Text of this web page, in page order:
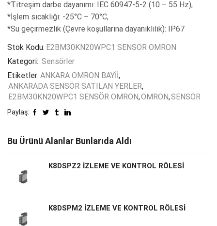
*Titreşim darbe dayanımı: IEC 60947-5-2 (10 – 55 Hz),
*İşlem sıcaklığı: -25°C – 70°C,
*Su geçirmezlik (Çevre koşullarına dayanıklılık): IP67
Stok Kodu: E2BM30KN20WPC1 SENSÖR OMRON
Kategori: Sensörler
Etiketler: ANKARA OMRON BAYİİ,
ANKARADA SENSÖR SATILAN YERLER,
E2BM30KN20WPC1 SENSÖR OMRON,OMRON,SENSÖR
Paylaş:
Bu Ürünü Alanlar Bunlarıda Aldı
K8DSPZ2 İZLEME VE KONTROL RÖLESİ
K8DSPM2 İZLEME VE KONTROL RÖLESİ